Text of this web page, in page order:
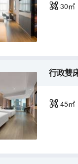
30㎡
行政雙
45㎡